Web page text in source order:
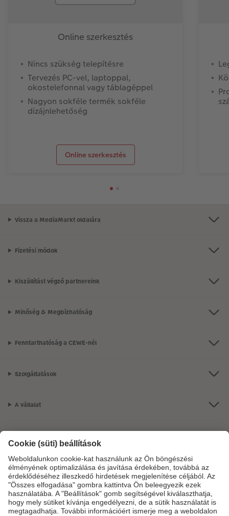
Online szerkesztés
Nincs szükség telepítésre
Tervezés PC-vel, laptoppal,
okostelefonnal vagy táblagéppel
Nagyon sokféle termék sokféle
dizájnlehetőség
Online szerkesztés
Vissza a MediaMarkt oldalára
Fizetési módok
Kiszállítást végző partnereink
Minőség & Megbízhatóság
Fenntarthatóság a CEWE-nél
Szolgáltatások
A vállalat
CEWE Fotóvilág